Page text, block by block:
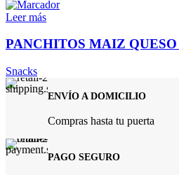
Leer más
PANCHITOS MAIZ QUESO
Snacks
ENVÍO A DOMICILIO
Compras hasta tu puerta
PAGO SEGURO